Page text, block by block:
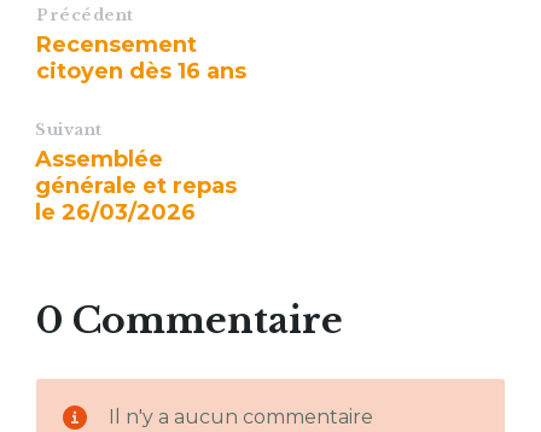
Précédent
Recensement
citoyen dès 16 ans
Suivant
Assemblée
générale et repas
le 26/03/2026
0 Commentaire
Il n'y a aucun commentaire